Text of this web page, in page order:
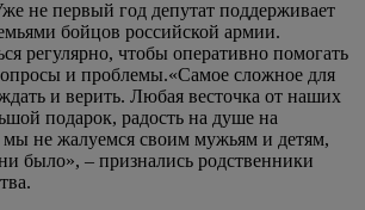
не первый год депутат поддерживает
бойцов российской армии.
регулярно, чтобы оперативно помогать
и проблемы.«Самое сложное для
и верить. Любая весточка от наших
подарок, радость на душе на
мы не жалуемся своим мужьям и детям,
было», – признались родственники